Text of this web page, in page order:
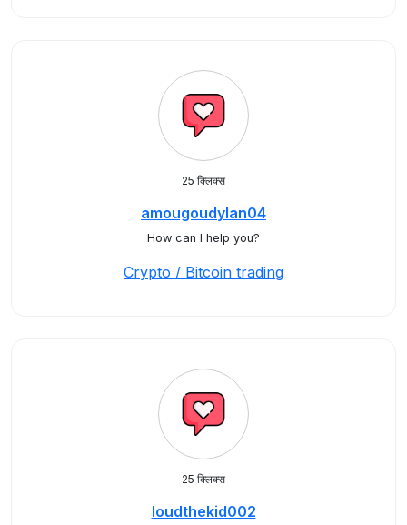
25 क्लिक्स
amougoudylan04
How can I help you?
Crypto / Bitcoin trading
25 क्लिक्स
loudthekid002